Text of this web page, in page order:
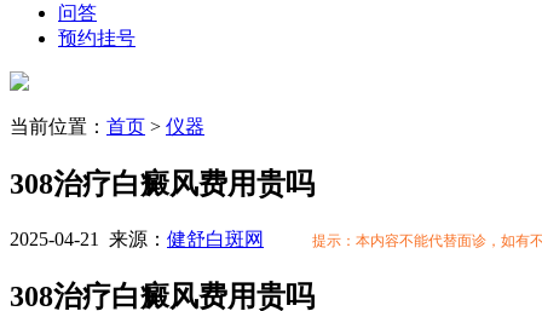
问答
预约挂号
当前位置： 首页 > 仪器
308治疗白癜风费用贵吗
2025-04-21 来源： 健舒白斑网 提示：本内容不能代替面诊，如有
308治疗白癜风费用贵吗